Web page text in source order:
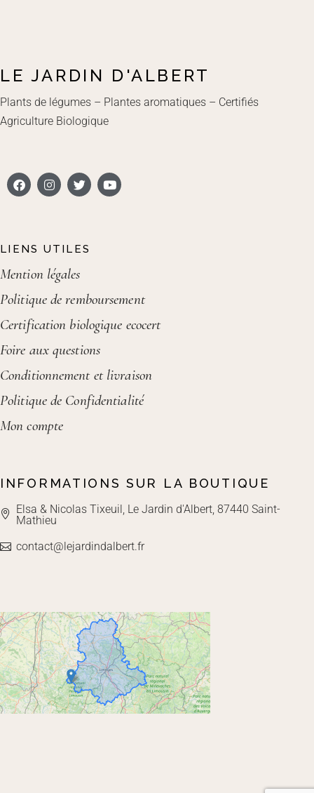
LE JARDIN D'ALBERT
Plants de légumes – Plantes aromatiques – Certifiés
Agriculture Biologique
LIENS UTILES
Mention légales
Politique de remboursement
Certification biologique ecocert
Foire aux questions
Conditionnement et livraison
Politique de Confidentialité
Mon compte
INFORMATIONS SUR LA BOUTIQUE
Elsa & Nicolas Tixeuil, Le Jardin d'Albert, 87440 Saint-
Mathieu
contact@lejardindalbert.fr